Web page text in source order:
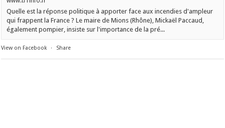
Quelle est la réponse politique à apporter face aux incendies d'ampleur
qui frappent la France ? Le maire de Mions (Rhône), Mickaël Paccaud,
également pompier, insiste sur l'importance de la pré...
View on Facebook · Share